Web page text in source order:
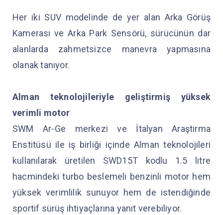
Her iki SUV modelinde de yer alan Arka Görüş
Kamerası ve Arka Park Sensörü, sürücünün dar
alanlarda zahmetsizce manevra yapmasına
olanak tanıyor.
Alman teknolojileriyle geliştirmiş yüksek
verimli motor
SWM Ar-Ge merkezi ve İtalyan Araştırma
Enstitüsü ile iş birliği içinde Alman teknolojileri
kullanılarak üretilen SWD15T kodlu 1.5 litre
hacmindeki turbo beslemeli benzinli motor hem
yüksek verimlilik sunuyor hem de istendiğinde
sportif sürüş ihtiyaçlarına yanıt verebiliyor.